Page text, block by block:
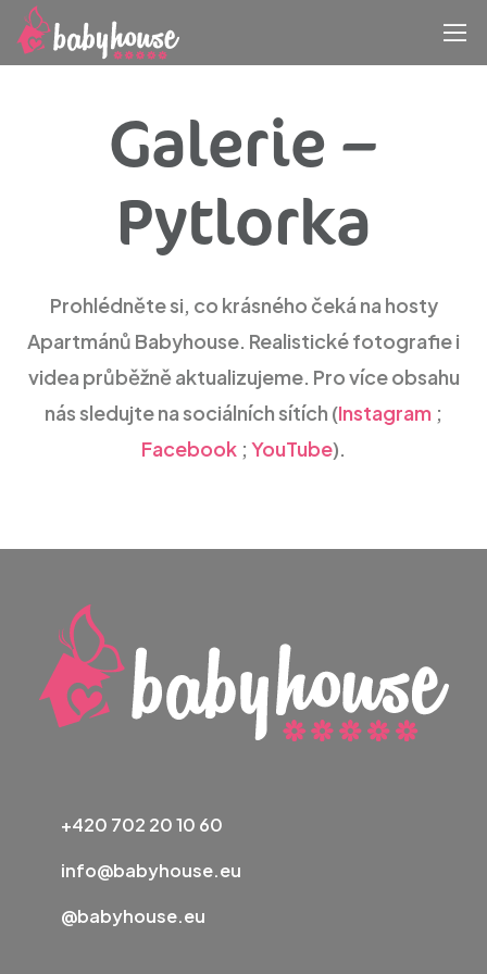
Galerie –
Pytlorka
Prohlédněte si, co krásného čeká na hosty
Apartmánů Babyhouse. Realistické fotografie i
videa průběžně aktualizujeme. Pro více obsahu
nás sledujte na sociálních sítích (Instagram ;
Facebook ; YouTube).
+420 702 20 10 60
info@babyhouse.eu
@babyhouse.eu